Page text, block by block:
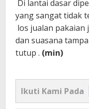
Di lantai dasar
yang sangat tidak
los jualan pakaian
dan suasana
tutup . (min)
Ikuti Kami Pada